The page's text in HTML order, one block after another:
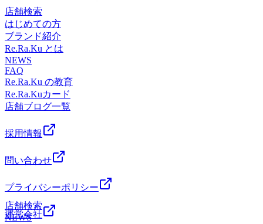
に進んでいただき、バスロータリーを挟んで正面に八王子オ
クトーレがございます。つきましたら8階エスカレーターの
ぼってすぐです!お気軽にお待ちしております♪※スタッフ施
術時には予約センターへつながる場合があります。予めご了
承くださいませ。
で、ずっーと楽な体作りを!丁寧な施術とヒアリングで皆様
の健康的な毎日をサポートいたします!【アクセス】JR八王
子駅改札を出て北口方面(右側)に進んでいただき、バスロー
タリーを挟んで正面に八王子オクトーレがございます。つき
ましたら8階エスカレーターのぼってすぐです!お気軽にお待
ちしております♪※スタッフ施術時には予約センターへつな
がる場合があります。予めご了承くださいませ。
おります。～マッサージのように気持ちいいボディケア～
Re.Ra.Ku八王子オクトーレ店(旧:Re.Ra.Ku八王子東急スクエ
ア店)【JR八王子駅 徒歩1分】ほぐしに行ったけど…すぐに
辛く硬い状態に戻ってしまう…そんな経験は今までありませ
んか?マッサージのように気持ちイイ!Re.Ra.Kuの『肩甲骨ス
トレッチ』&amp;「ボディケア」で、ずっーと楽な体作りを!
丁寧な施術とヒアリングで皆様の健康的な毎日をサポートい
たします!【アクセス】JR八王子駅改札を出て北口方面(右側)
に進んでいただき、バスロータリーを挟んで正面に八王子オ
ぼってすぐです!お気軽にお待ちしております♪※スタッフ施
承くださいませ。
店舗検索
はじめての方
ブランド紹介
Re.Ra.Ku とは
NEWS
FAQ
Re.Ra.Ku の教育
Re.Ra.Kuカード
店舗ブログ一覧
採用情報
問い合わせ
プライバシーポリシー
運営会社
店舗検索
NEWS